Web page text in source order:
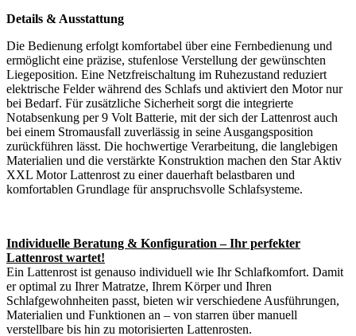
Details & Ausstattung
Die Bedienung erfolgt komfortabel über eine Fernbedienung und
ermöglicht eine präzise, stufenlose Verstellung der gewünschten
Liegeposition. Eine Netzfreischaltung im Ruhezustand reduziert
elektrische Felder während des Schlafs und aktiviert den Motor nur
bei Bedarf. Für zusätzliche Sicherheit sorgt die integrierte
Notabsenkung per 9 Volt Batterie, mit der sich der Lattenrost auch
bei einem Stromausfall zuverlässig in seine Ausgangsposition
zurückführen lässt. Die hochwertige Verarbeitung, die langlebigen
Materialien und die verstärkte Konstruktion machen den Star Aktiv
XXL Motor Lattenrost zu einer dauerhaft belastbaren und
komfortablen Grundlage für anspruchsvolle Schlafsysteme.
Individuelle Beratung & Konfiguration – Ihr perfekter
Lattenrost wartet!
Ein Lattenrost ist genauso individuell wie Ihr Schlafkomfort. Damit
er optimal zu Ihrer Matratze, Ihrem Körper und Ihren
Schlafgewohnheiten passt, bieten wir verschiedene Ausführungen,
Materialien und Funktionen an – von starren über manuell
verstellbare bis hin zu motorisierten Lattenrosten.